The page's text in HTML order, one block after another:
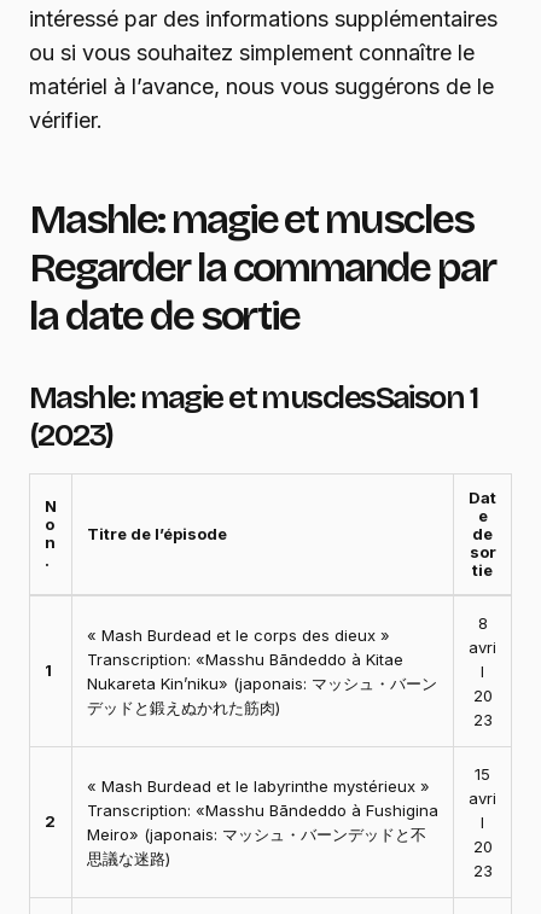
intéressé par des informations supplémentaires
ou si vous souhaitez simplement connaître le
matériel à l’avance, nous vous suggérons de le
vérifier.
Mashle: magie et muscles
Regarder la commande par
la date de sortie
Mashle: magie et musclesSaison 1
(2023)
N
o
n
.
Titre de l’épisode
Dat
e
de
sor
tie
1
« Mash Burdead et le corps des dieux »
Transcription: «Masshu Bāndeddo à Kitae
Nukareta Kin’niku» (japonais: マッシュ・バーン
デッドと鍛えぬかれた筋肉)
8
avri
l
20
23
2
« Mash Burdead et le labyrinthe mystérieux »
Transcription: «Masshu Bāndeddo à Fushigina
Meiro» (japonais: マッシュ・バーンデッドと不
思議な迷路)
15
avri
l
20
23